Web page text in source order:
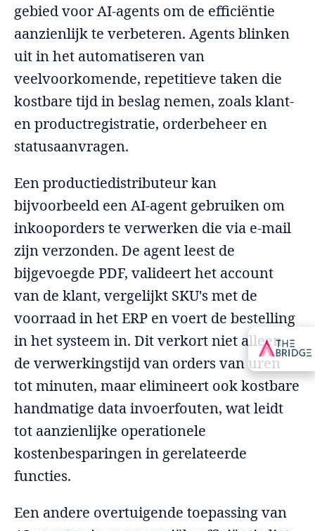
gebied voor AI-agents om de efficiëntie
aanzienlijk te verbeteren. Agents blinken
uit in het automatiseren van
veelvoorkomende, repetitieve taken die
kostbare tijd in beslag nemen, zoals klant-
en productregistratie, orderbeheer en
statusaanvragen.
Een productiedistributeur kan
bijvoorbeeld een AI-agent gebruiken om
inkooporders te verwerken die via e-mail
zijn verzonden. De agent leest de
bijgevoegde PDF, valideert het account
van de klant, vergelijkt SKU's met de
voorraad in het ERP en voert de bestelling
in het systeem in. Dit verkort niet alleen
de verwerkingstijd van orders van uren
tot minuten, maar elimineert ook kostbare
handmatige data invoerfouten, wat leidt
tot aanzienlijke operationele
kostenbesparingen in gerelateerde
functies.
Een andere overtuigende toepassing van